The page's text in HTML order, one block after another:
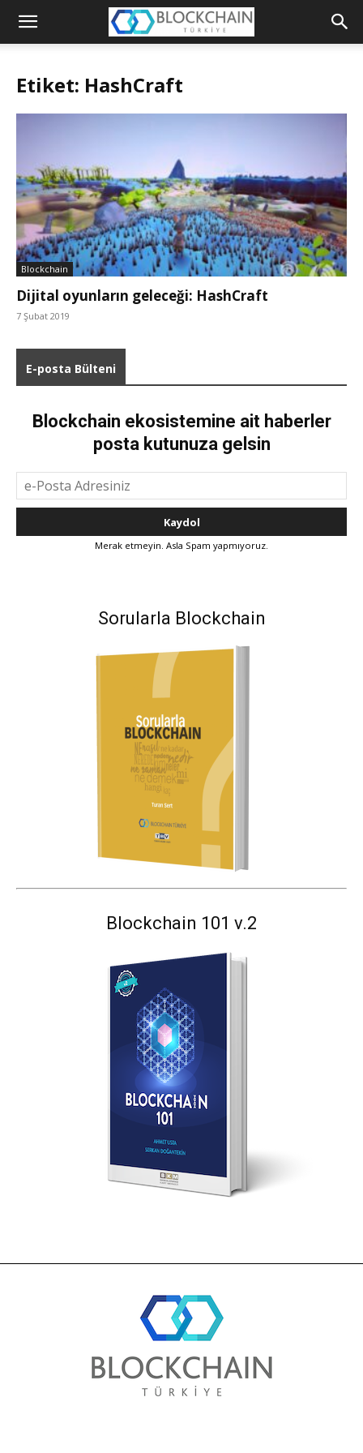
Blockchain
Etiket: HashCraft
Blockchain
Dijital oyunların geleceği: HashCraft
7 Şubat 2019
E-posta Bülteni
Blockchain ekosistemine ait haberler
posta kutunuza gelsin
Merak etmeyin. Asla Spam yapmıyoruz.
Sorularla Blockchain
Blockchain 101 v.2